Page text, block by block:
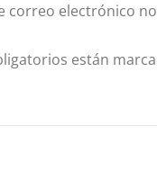
correo electrónico
están